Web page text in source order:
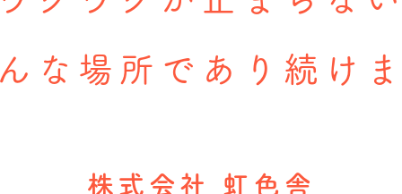
な場所であり続け
株式会社 虹色舎